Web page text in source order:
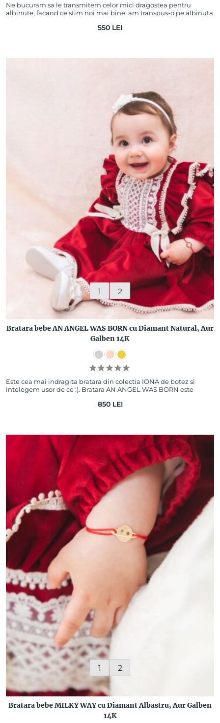
Ne bucuram sa le transmitem celor mici dragostea pentru
albinute, facand ce stim noi mai bine: am transpus-o pe albinuta
550 LEI
1 2
Bratara bebe AN ANGEL WAS BORN cu Diamant Natural, Aur
Galben 14K
Este cea mai indragita bratara din colectia IONA de botez si
intelegem usor de ce :). Bratara AN ANGEL WAS BORN este
850 LEI
1 2
Bratara bebe MILKY WAY cu Diamant Albastru, Aur Galben
14K